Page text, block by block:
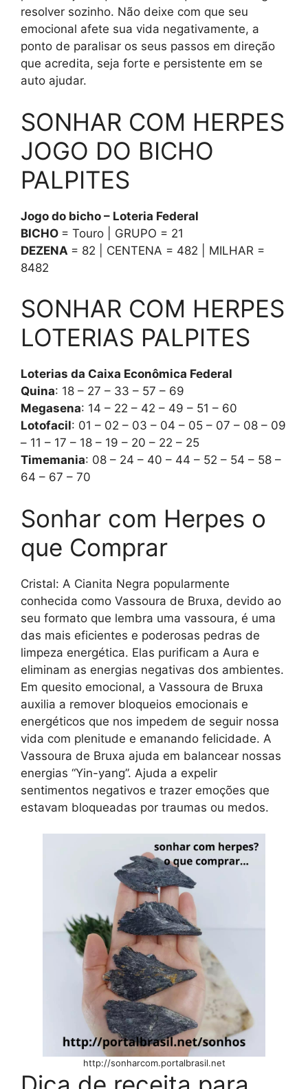
resolver sozinho. Não deixe com que seu
emocional afete sua vida negativamente, a
ponto de paralisar os seus passos em direção
que acredita, seja forte e persistente em se
auto ajudar.
SONHAR COM HERPES
JOGO DO BICHO
PALPITES
Jogo do bicho – Loteria Federal
BICHO = Touro | GRUPO = 21
DEZENA = 82 | CENTENA = 482 | MILHAR =
8482
SONHAR COM HERPES
LOTERIAS PALPITES
Loterias da Caixa Econômica Federal
Quina: 18 – 27 – 33 – 57 – 69
Megasena: 14 – 22 – 42 – 49 – 51 – 60
Lotofacil: 01 – 02 – 03 – 04 – 05 – 07 – 08 – 09
– 11 – 17 – 18 – 19 – 20 – 22 – 25
Timemania: 08 – 24 – 40 – 44 – 52 – 54 – 58 –
64 – 67 – 70
Sonhar com Herpes o
que Comprar
Cristal: A Cianita Negra popularmente
conhecida como Vassoura de Bruxa, devido ao
seu formato que lembra uma vassoura, é uma
das mais eficientes e poderosas pedras de
limpeza energética. Elas purificam a Aura e
eliminam as energias negativas dos ambientes.
Em quesito emocional, a Vassoura de Bruxa
auxilia a remover bloqueios emocionais e
energéticos que nos impedem de seguir nossa
vida com plenitude e emanando felicidade. A
Vassoura de Bruxa ajuda em balancear nossas
energias “Yin-yang”. Ajuda a expelir
sentimentos negativos e trazer emoções que
estavam bloqueadas por traumas ou medos.
http://sonharcom.portalbrasil.net